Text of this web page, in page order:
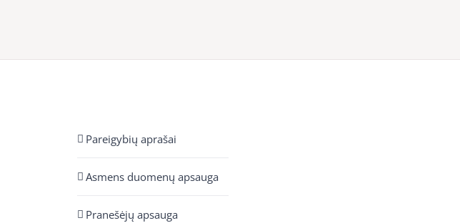
Pareigybių aprašai
Asmens duomenų apsauga
Pranešėjų apsauga